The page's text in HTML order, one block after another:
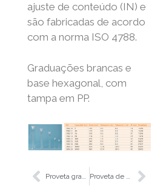
ajuste de conteúdo (IN) e
são fabricadas de acordo
com a norma ISO 4788.
Graduações brancas e
base hexagonal, com
tampa em PP.